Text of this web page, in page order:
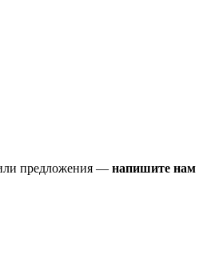
предложения — напишите нам